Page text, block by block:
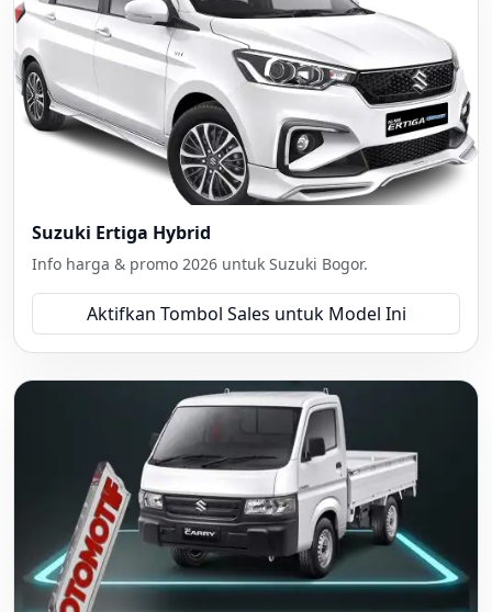
Suzuki Ertiga Hybrid
Info harga & promo 2026 untuk Suzuki Bogor.
Aktifkan Tombol Sales untuk Model Ini